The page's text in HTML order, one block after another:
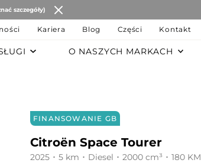
szczegóły)
Kariera Blog Części Kontakt
O NASZYCH MARKACH
JAC Motors
Chery
FINANSOWANIE GB
Citroën Space Tourer
2025 ･ 5 km ･ Diesel ･ 2000 cm³ ･ 180 KM